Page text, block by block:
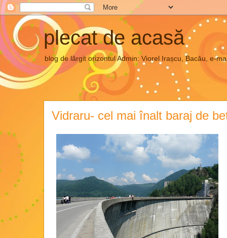
plecat de acasă
blog de lărgit orizontul Admin: Viorel Irașcu, Bacău, e-
Vidraru- cel mai înalt baraj de